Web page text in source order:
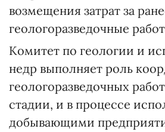
возмещения затрат за
геологоразведочные
Комитет по геологии и
недр выполняет роль
геологоразведочных
стадии, и в процессе
добывающими